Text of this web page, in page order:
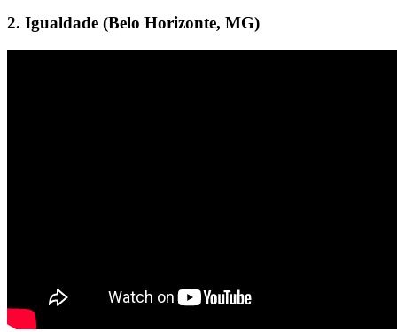
2. Igualdade (Belo Horizonte, MG)